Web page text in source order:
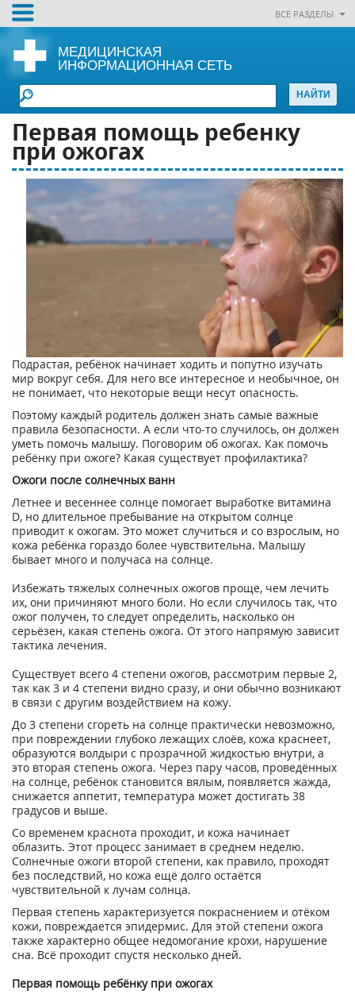
ВСЕ РАЗДЕЛЫ
МЕДИЦИНСКАЯ
ИНФОРМАЦИОННАЯ СЕТЬ
Первая помощь ребенку
при ожогах
Подрастая, ребёнок начинает ходить и попутно изучать
мир вокруг себя. Для него все интересное и необычное, он
не понимает, что некоторые вещи несут опасность.
Поэтому каждый родитель должен знать самые важные
правила безопасности. А если что-то случилось, он должен
уметь помочь малышу. Поговорим об ожогах. Как помочь
ребёнку при ожоге? Какая существует профилактика?
Ожоги после солнечных ванн
Летнее и весеннее солнце помогает выработке витамина
D, но длительное пребывание на открытом солнце
приводит к ожогам. Это может случиться и со взрослым, но
кожа ребёнка гораздо более чувствительна. Малышу
бывает много и получаса на солнце.
Избежать тяжелых солнечных ожогов проще, чем лечить
их, они причиняют много боли. Но если случилось так, что
ожог получен, то следует определить, насколько он
серьёзен, какая степень ожога. От этого напрямую зависит
тактика лечения.
Существует всего 4 степени ожогов, рассмотрим первые 2,
так как 3 и 4 степени видно сразу, и они обычно возникают
в связи с другим воздействием на кожу.
До 3 степени сгореть на солнце практически невозможно,
при повреждении глубоко лежащих слоёв, кожа краснеет,
образуются волдыри с прозрачной жидкостью внутри, а
это вторая степень ожога. Через пару часов, проведённых
на солнце, ребёнок становится вялым, появляется жажда,
снижается аппетит, температура может достигать 38
градусов и выше.
Со временем краснота проходит, и кожа начинает
облазить. Этот процесс занимает в среднем неделю.
Солнечные ожоги второй степени, как правило, проходят
без последствий, но кожа ещё долго остаётся
чувствительной к лучам солнца.
Первая степень характеризуется покраснением и отёком
кожи, повреждается эпидермис. Для этой степени ожога
также характерно общее недомогание крохи, нарушение
сна. Всё проходит спустя несколько дней.
Первая помощь ребёнку при ожогах